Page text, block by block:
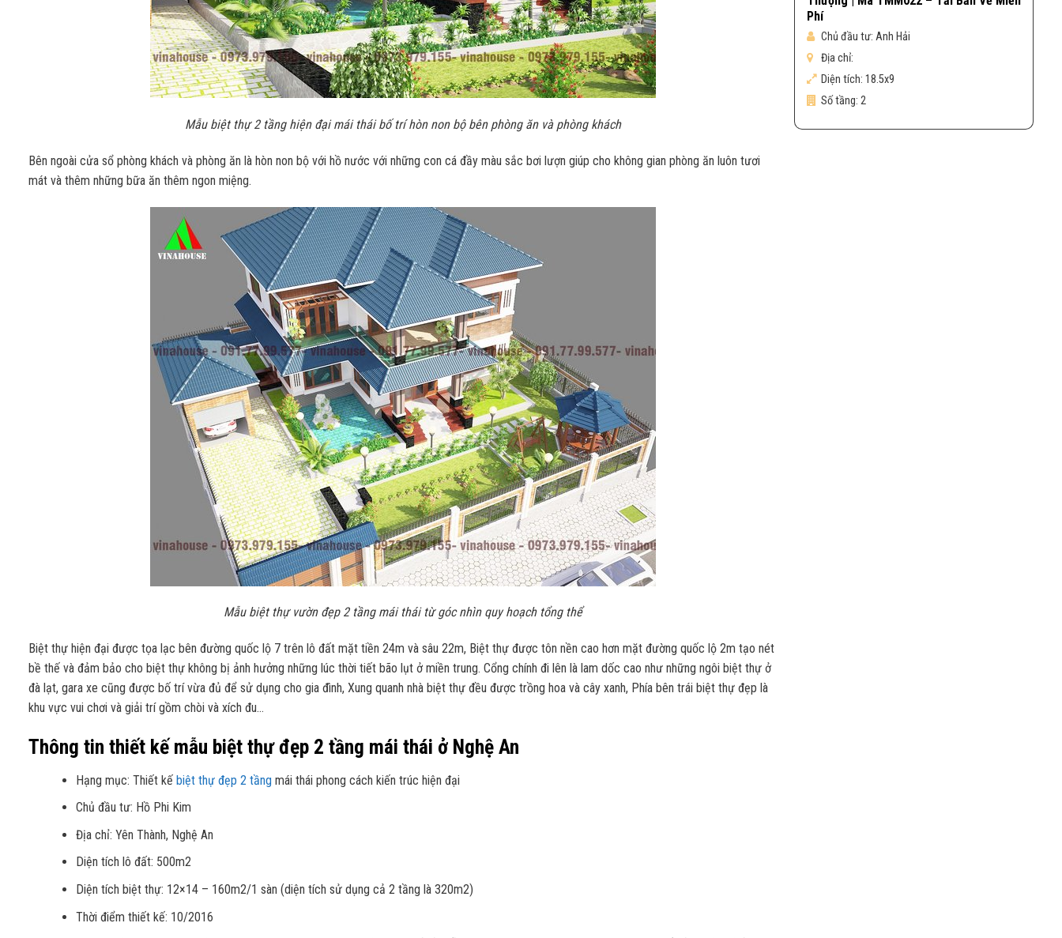
Mẫu biệt thự 2 tầng hiện đại mái thái bố trí hòn non bộ bên phòng ăn và phòng khách
Bên ngoài cửa sổ phòng khách và phòng ăn là hòn non bộ với hồ nước với những con cá đầy màu sắc bơi lượn giúp cho không gian phòng ăn luôn tươi
mát và thêm những bữa ăn thêm ngon miệng.
Mẫu biệt thự vườn đẹp 2 tầng mái thái từ góc nhìn quy hoạch tổng thể
Biệt thự hiện đại được tọa lạc bên đường quốc lộ 7 trên lô đất mặt tiền 24m và sâu 22m, Biệt thự được tôn nền cao hơn mặt đường quốc lộ 2m tạo nét
bề thế và đảm bảo cho biệt thự không bị ảnh hưởng những lúc thời tiết bão lụt ở miền trung. Cổng chính đi lên là lam dốc cao như những ngôi biệt thự ở
đà lạt, gara xe cũng được bố trí vừa đủ để sử dụng cho gia đình, Xung quanh nhà biệt thự đều được trồng hoa và cây xanh, Phía bên trái biệt thự đẹp là
khu vực vui chơi và giải trí gồm chòi và xích đu…
Thông tin thiết kế mẫu biệt thự đẹp 2 tầng mái thái ở Nghệ An
Hạng mục: Thiết kếbiệt thự đẹp 2 tầng mái thái phong cách kiến trúc hiện đại
Chủ đầu tư: Hồ Phi Kim
Địa chỉ: Yên Thành, Nghệ An
Diện tích lô đất: 500m2
Diện tích biệt thự: 12×14 – 160m2/1 sàn (diện tích sử dụng cả 2 tầng là 320m2)
Thời điểm thiết kế: 10/2016
Phí
Chủ đầu tư: Anh Hải
Địa chỉ:
Diện tích: 18.5x9
Số tầng: 2